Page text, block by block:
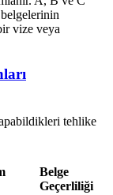
vize veya
tehlike
Belge
Geçerliliği